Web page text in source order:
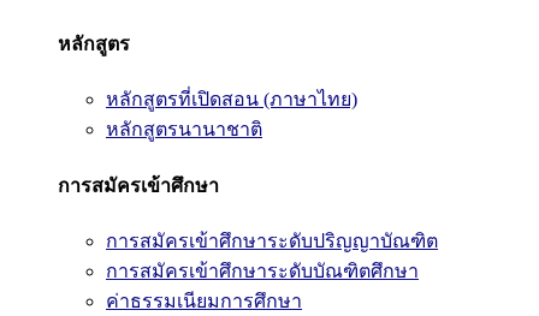
หลักสูตร
หลักสูตรที่เปิดสอน (ภาษาไทย)
หลักสูตรนานาชาติ
การสมัครเข้าศึกษา
การสมัครเข้าศึกษาระดับปริญญาบัณฑิต
การสมัครเข้าศึกษาระดับบัณฑิตศึกษา
ค่าธรรมเนียมการศึกษา